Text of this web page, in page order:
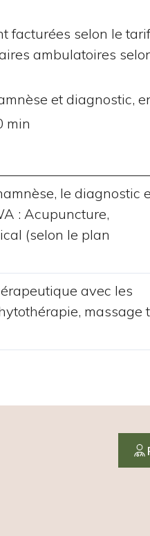
facturées selon le
ambulatoires
et diagnostic,
min
le diagnostic
: Acupuncture,
(selon le plan
avec les
massage